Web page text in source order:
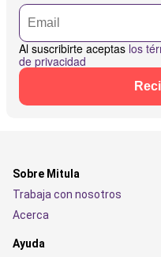
Al suscribirte aceptas los
de privacidad
Sobre Mitula
Trabaja con nosotros
Acerca
Ayuda